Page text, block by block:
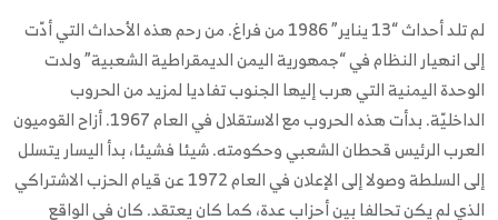
لم تلد أحداث “13 يناير” 1986 من فراغ. من رحم هذه الأحداث التي أدّت
إلى انهيار النظام في “جمهورية اليمن الديمقراطية الشعبية” ولدت
الوحدة اليمنية التي هرب إليها الجنوب تفاديا لمزيد من الحروب
الداخليّة. بدأت هذه الحروب مع الاستقلال في العام 1967. أزاح القوميون
العرب الرئيس قحطان الشعبي وحكومته. شيئا فشيئا، بدأ اليسار يتسلل
إلى السلطة وصولا إلى الإعلان في العام 1972 عن قيام الحزب الاشتراكي
الذي لم يكن تحالفا بين أحزاب عدة، كما كان يعتقد. كان في الواقع